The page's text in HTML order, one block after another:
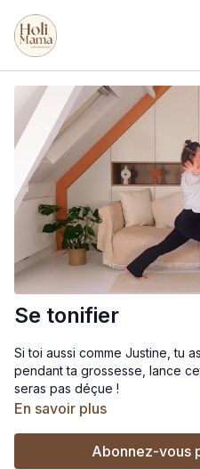
Se tonifier
Si toi aussi comme Justine, tu
pendant ta grossesse, lance
seras pas déçue !
Lance cette playlist sur Spotify
En savoir plus
Abonnez-vous